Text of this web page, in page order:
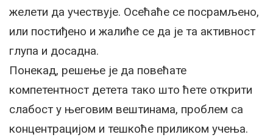
желети да учествује. Осећаће се посрамљено,
или постиђено и жалиће се да је та активност
глупа и досадна.
Понекад, решење је да повећате
компетентност детета тако што ћете открити
слабост у његовим вештинама, проблем са
концентрацијом и тешкоће приликом учења.